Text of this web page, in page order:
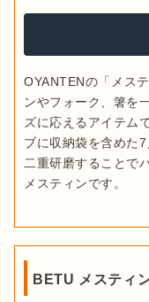
OYANTENの「メス
ンやフォーク、箸を
ズに応えるアイテム
ブに収納袋を含めた
二重研磨することで
BETU メスティ